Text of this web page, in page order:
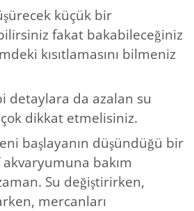
küçük bir
fakat bakabileceğiniz
kısıtlamasını bilmeniz
detaylara da azalan su
dikkat etmelisiniz.
başlayanın düşündüğü bir
bakım
Su değiştirirken,
mercanları